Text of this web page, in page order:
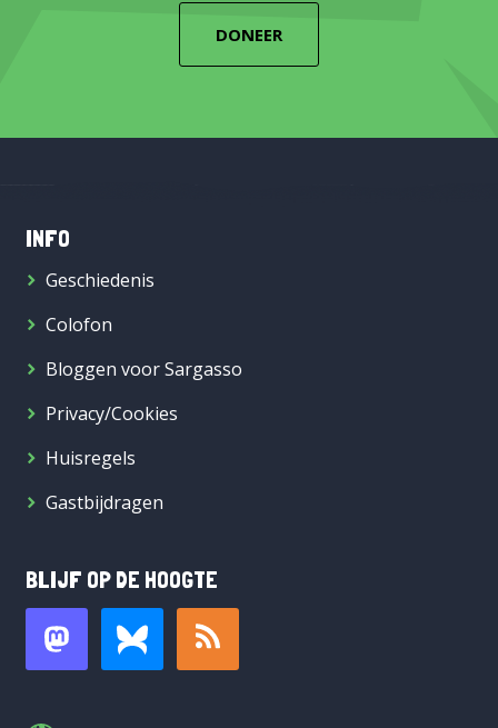
DONEER
INFO
Geschiedenis
Colofon
Bloggen voor Sargasso
Privacy/Cookies
Huisregels
Gastbijdragen
BLIJF OP DE HOOGTE